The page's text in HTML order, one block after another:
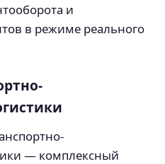
и
в режиме реального
— комплексный